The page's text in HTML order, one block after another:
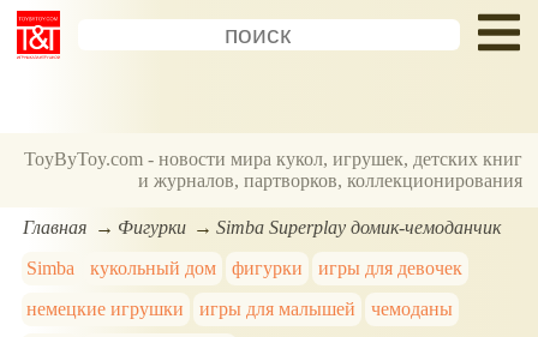
ToyByToy.com - новости мира кукол, игрушек, детских книг
и журналов, партворков, коллекционирования
Главная Фигурки
Simba Superplay домик-чемоданчик
Simba
кукольный дом фигурки
игры для девочек
немецкие игрушки
игры для малышей
чемоданы